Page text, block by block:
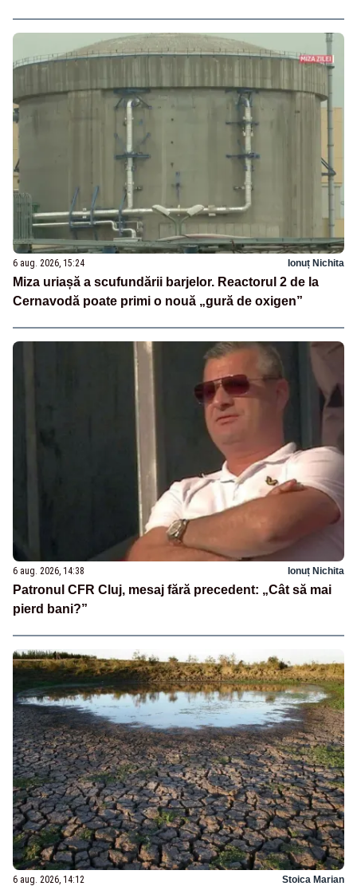
6 aug. 2026, 15:24 Ionuț Nichita
Miza uriașă a scufundării barjelor. Reactorul 2 de la
Cernavodă poate primi o nouă „gură de oxigen”
6 aug. 2026, 14:38 Ionuț Nichita
Patronul CFR Cluj, mesaj fără precedent: „Cât să mai
pierd bani?”
6 aug. 2026, 14:12 Stoica Marian